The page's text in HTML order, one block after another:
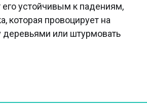
его устойчивым к падениям,
которая провоцирует на
деревьями или штурмовать